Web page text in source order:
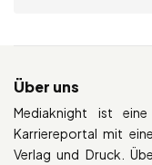
Über uns
Mediaknight ist
Karriereportal mit
Verlag und Druck.